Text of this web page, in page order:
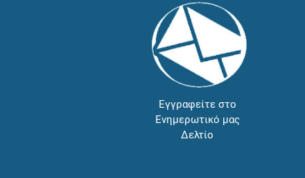
Εγγραφείτε στο
Ενημερωτικό μας
Δελτίο